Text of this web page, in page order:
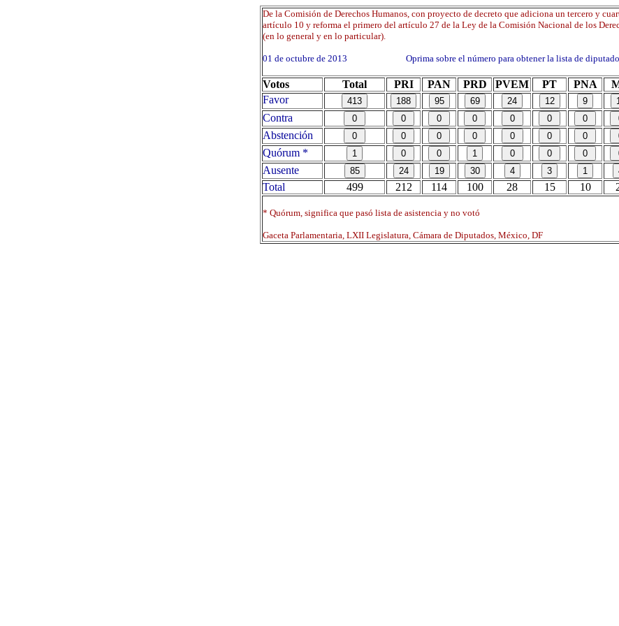
De la Comisión de Derechos Humanos, con proyecto de decreto que adiciona un tercero y
artículo 10 y reforma el primero del artículo 27 de la Ley de la Comisión Nacional de los
(en lo general y en lo particular).
01 de octubre de 2013 Oprima sobre el número para obtener la lista de
Votos Total PRI PAN PRD PVEM PT PNA
Favor
Contra
Abstención
Quórum *
Ausente
Total
499 212 114 100 28 15 10
* Quórum, significa que pasó lista de asistencia y no votó
Gaceta Parlamentaria, LXII Legislatura, Cámara de Diputados, México, DF